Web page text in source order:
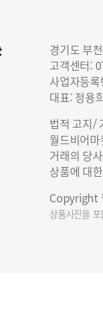
경기도 부
고객센터:
사업자등
대표: 정용
법적 고지/
월드비어
거래의 당
상품에 대
Copyright
상품사진을